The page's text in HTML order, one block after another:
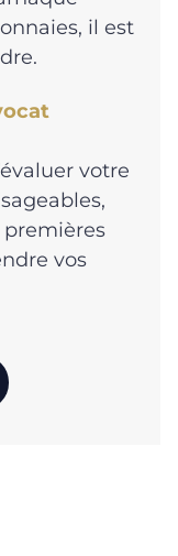
il est
votre
vos